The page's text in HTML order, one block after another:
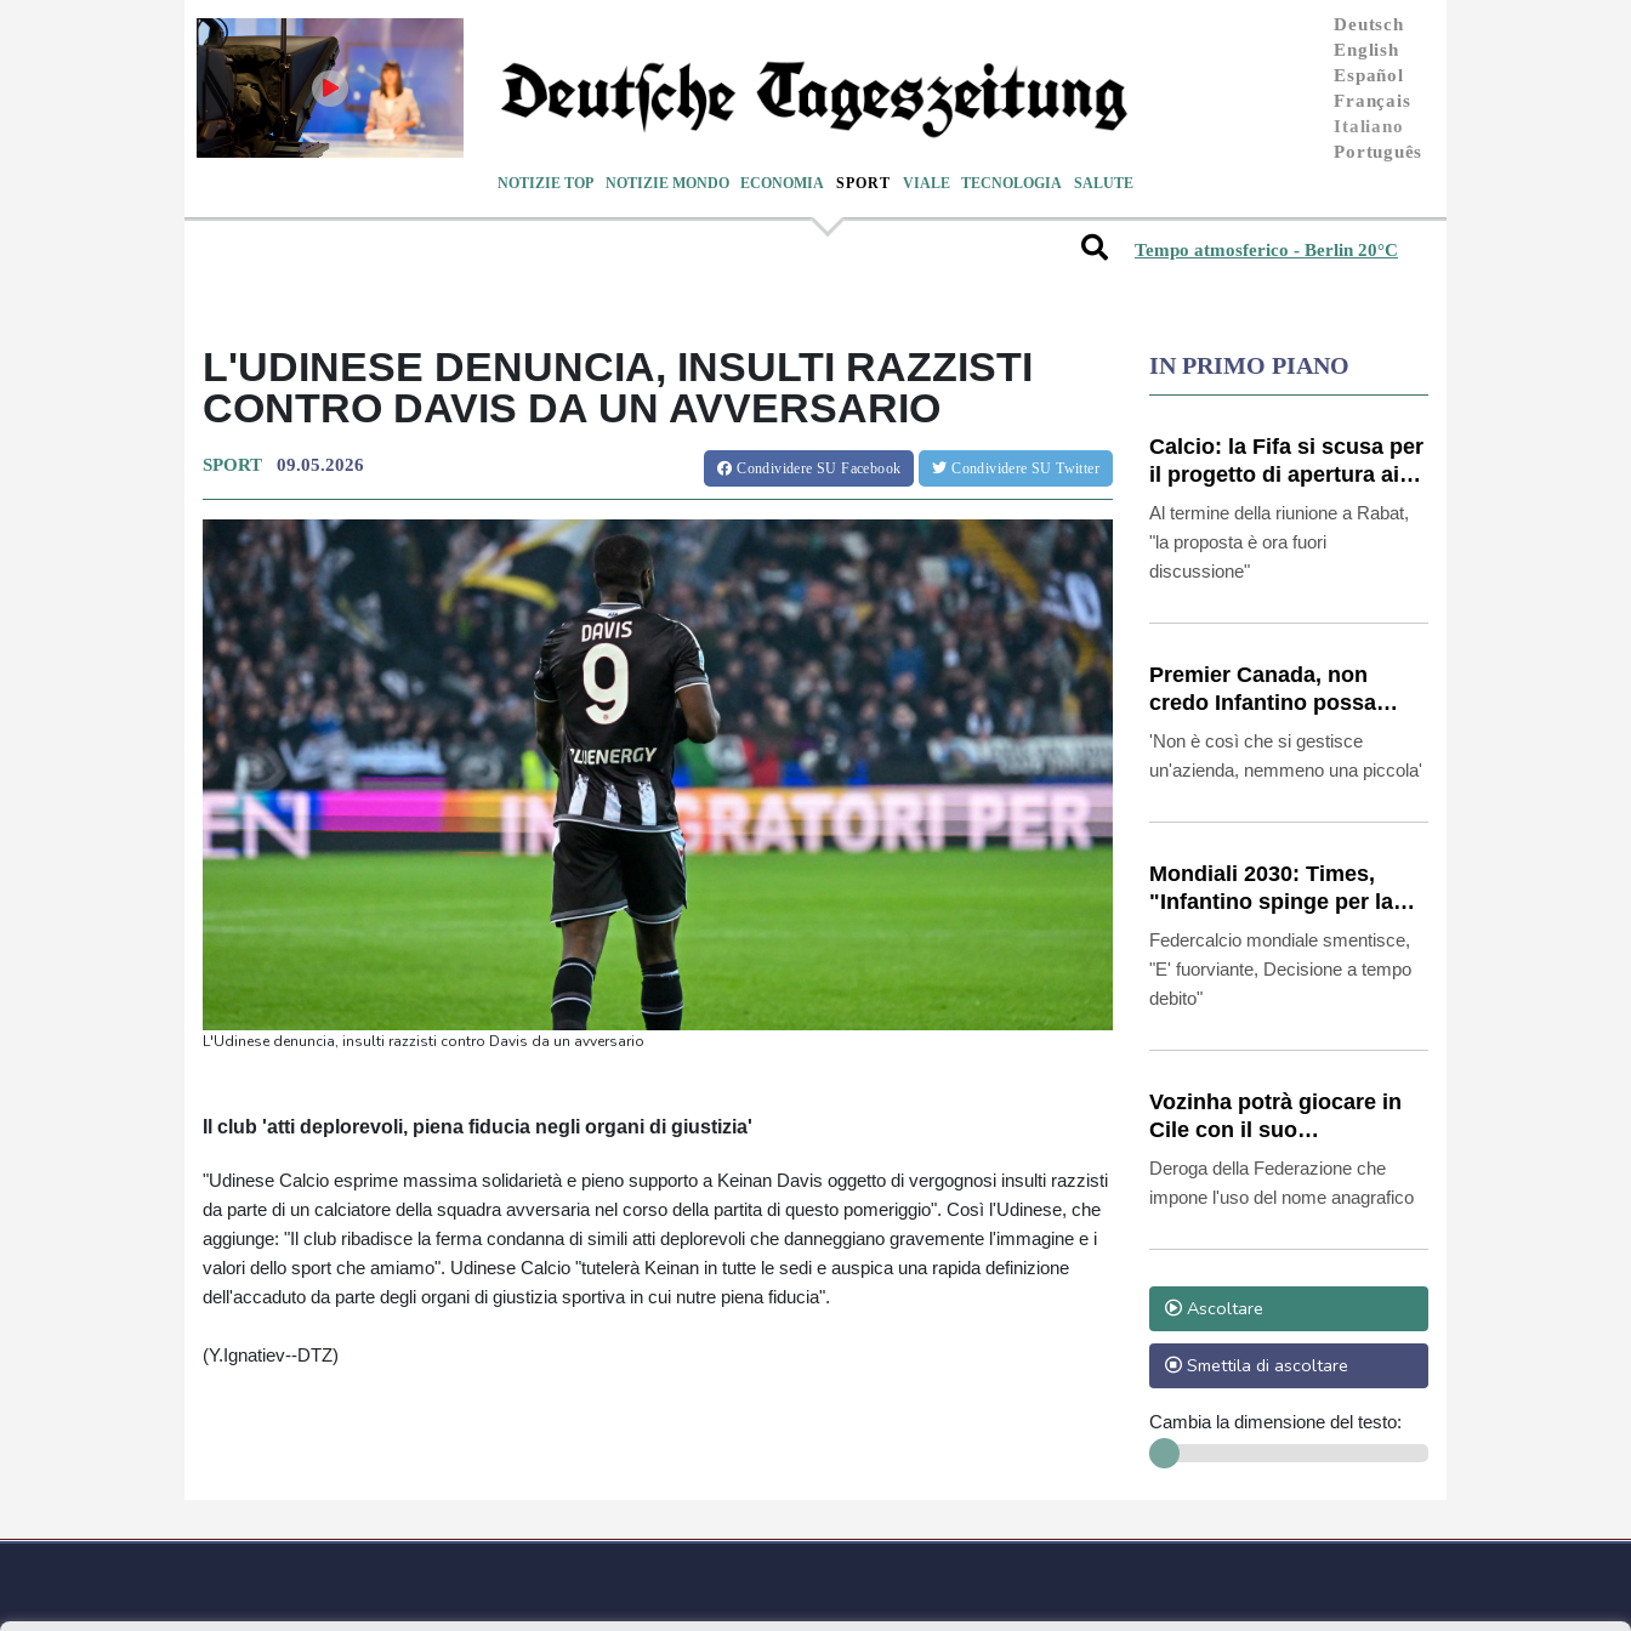
Deutsch
English
Español
Français
Italiano
Português
NOTIZIE TOP NOTIZIE MONDO ECONOMIA SPORT VIALE TECNOLOGIA SALUTE
Tempo atmosferico - Berlin 20°C
L'UDINESE DENUNCIA, INSULTI RAZZISTI
CONTRO DAVIS DA UN AVVERSARIO
SPORT 09.05.2026 Condividere SU Facebook Condividere SU Twitter
L'Udinese denuncia, insulti razzisti contro Davis da un avversario
Il club 'atti deplorevoli, piena fiducia negli organi di giustizia'
"Udinese Calcio esprime massima solidarietà e pieno supporto a Keinan Davis oggetto di vergognosi insulti razzisti
da parte di un calciatore della squadra avversaria nel corso della partita di questo pomeriggio". Così l'Udinese, che
aggiunge: "Il club ribadisce la ferma condanna di simili atti deplorevoli che danneggiano gravemente l'immagine e i
valori dello sport che amiamo". Udinese Calcio "tutelerà Keinan in tutte le sedi e auspica una rapida definizione
dell'accaduto da parte degli organi di giustizia sportiva in cui nutre piena fiducia".
(Y.Ignatiev--DTZ)
IN PRIMO PIANO
Calcio: la Fifa si scusa per
il progetto di apertura ai
privati, "un errore"
Al termine della riunione a Rabat,
"la proposta è ora fuori
discussione"
Premier Canada, non
credo Infantino possa
guidare la Fifa
'Non è così che si gestisce
un'azienda, nemmeno una piccola'
Mondiali 2030: Times,
"Infantino spinge per la
finale in Marocco". La Fifa,
"E' falso"
Federcalcio mondiale smentisce,
"E' fuorviante, Decisione a tempo
debito"
Vozinha potrà giocare in
Cile con il suo
soprannome sulla maglia
Deroga della Federazione che
impone l'uso del nome anagrafico
Ascoltare
Smettila di ascoltare
Cambia la dimensione del testo: